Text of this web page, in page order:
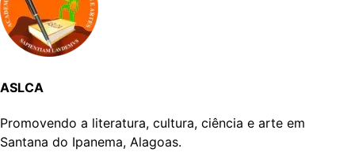
ASLCA
Promovendo a literatura, cultura, ciência e arte em
Santana do Ipanema, Alagoas.